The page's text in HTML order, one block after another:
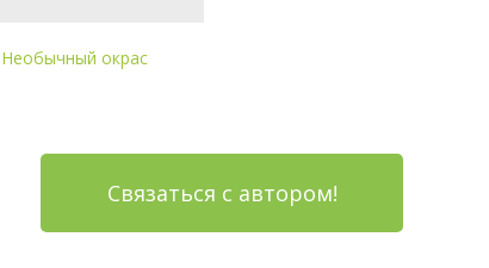
Необычный окрас
Связаться с автором!